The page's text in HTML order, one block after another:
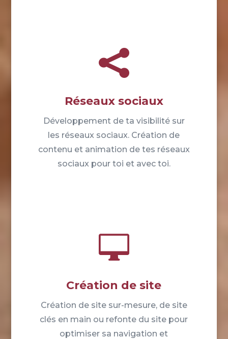

Réseaux sociaux
Développement de ta visibilité sur
les réseaux sociaux. Création de
contenu et animation de tes réseaux
sociaux pour toi et avec toi.

Création de site
Création de site sur-mesure, de site
clés en main ou refonte du site pour
optimiser sa navigation et